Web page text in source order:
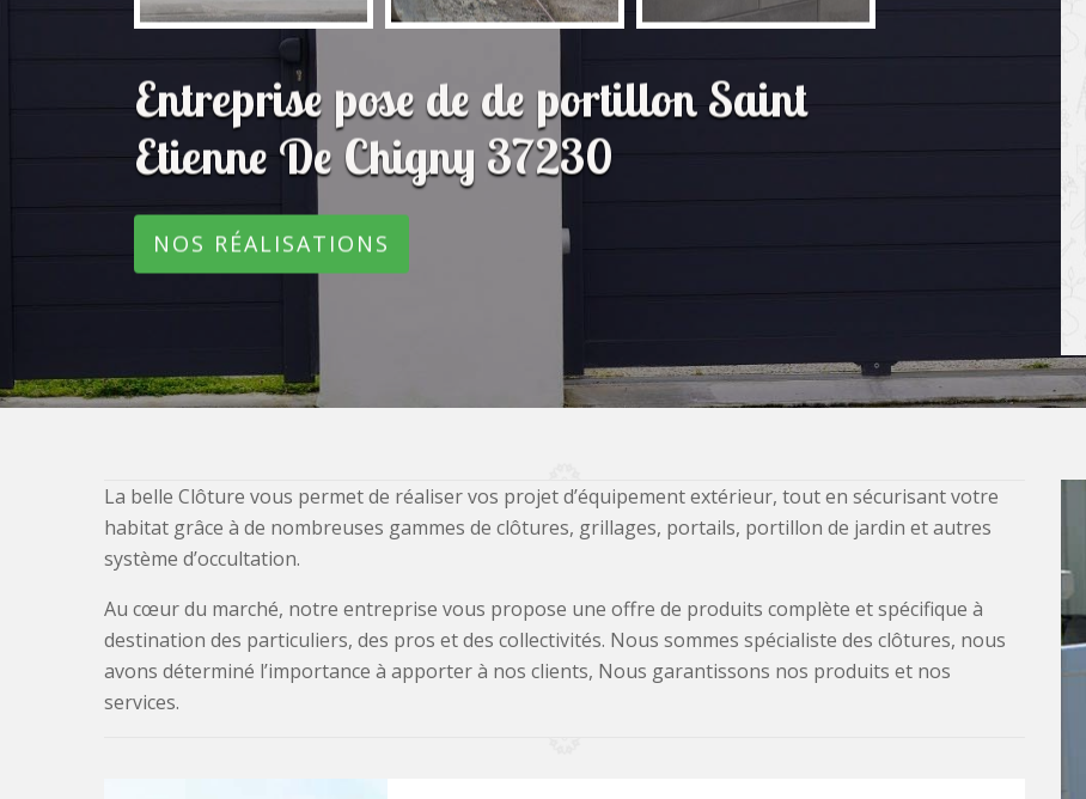
Entreprise pose de de portillon Saint
Etienne De Chigny 37230
NOS RÉALISATIONS
La belle Clôture vous permet de réaliser vos projet d’équipement extérieur, tout en sécurisant votre
habitat grâce à de nombreuses gammes de clôtures, grillages, portails, portillon de jardin et autres
système d’occultation.
Au cœur du marché, notre entreprise vous propose une offre de produits complète et spécifique à
destination des particuliers, des pros et des collectivités. Nous sommes spécialiste des clôtures, nous
avons déterminé l’importance à apporter à nos clients, Nous garantissons nos produits et nos
services.